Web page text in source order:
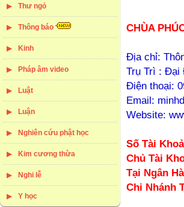
Thư ngỏ
Thông báo
Kinh
Pháp âm video
Luật
Luận
Nghiên cứu phật học
Kim cương thừa
Nghi lễ
Y học
CHÙA
Địa chỉ:
Trụ Trì :
Điện thoại:
Email:
Website:
Số Tài
Chủ Tài
Tại Ngân
Chi Nhánh